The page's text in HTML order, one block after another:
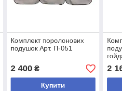
Комплект поролонових
подушок Арт. П-051
2 400₴
Купити
2